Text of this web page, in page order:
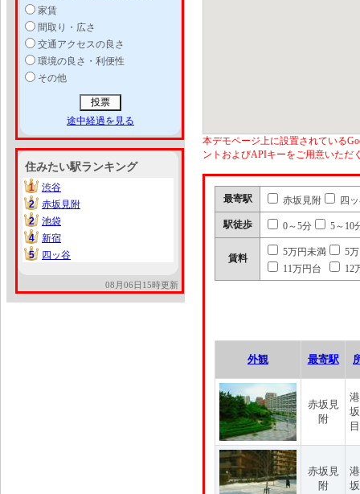
家賃
間取り・広さ
交通アクセスの良さ
環境の良さ・利便性
その他
途中経過を見る
住みたい駅ランキング
1
1
渋谷
2
2
赤坂見附
2
2
池袋
4
4
新宿
5
5 四ッ谷
08月06日15時更新
本デモページ上に設置されている
ントおよびAPIキーをご用意いただ
最寄駅 赤坂見附 四
駅徒歩 0～5分 5～10
賃料
5万円未満
5
11万円台
12
外観 最寄駅
赤坂見
附
目
赤坂見
附